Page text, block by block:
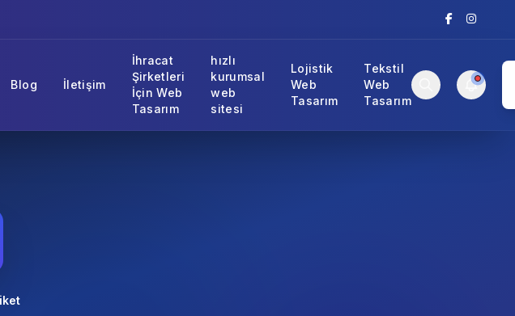
Blog İletişim
İhracat
Şirketleri
İçin Web
Tasarım
hızlı
kurumsal
web
sitesi
Lojistik
Web
Tasarım
Tekstil
Web
Tasarım